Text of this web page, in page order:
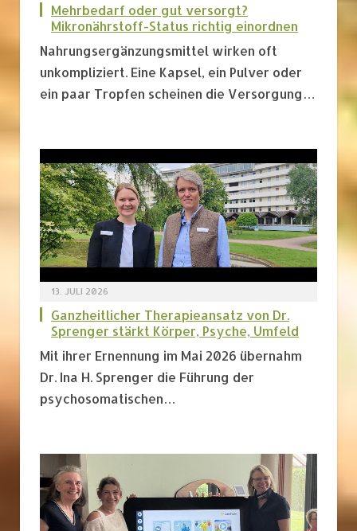
Mehrbedarf oder gut versorgt?
Mikronährstoff-Status richtig einordnen
Nahrungsergänzungsmittel wirken oft
unkompliziert. Eine Kapsel, ein Pulver oder
ein paar Tropfen scheinen die Versorgung…
13. JULI 2026
Ganzheitlicher Therapieansatz von Dr.
Sprenger stärkt Körper, Psyche, Umfeld
Mit ihrer Ernennung im Mai 2026 übernahm
Dr. Ina H. Sprenger die Führung der
psychosomatischen…